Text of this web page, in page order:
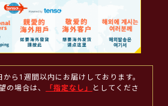
ら1週間以内にお届けしております。
の場合は、
「指定なし」
としてくださ